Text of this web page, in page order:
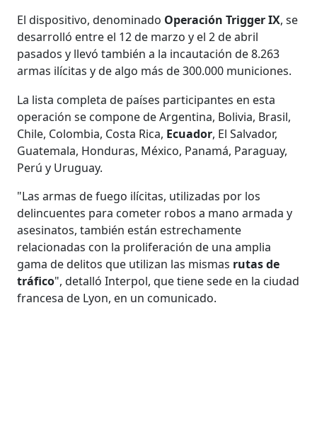
El dispositivo, denominado Operación Trigger IX, se
desarrolló entre el 12 de marzo y el 2 de abril
pasados y llevó también a la incautación de 8.263
armas ilícitas y de algo más de 300.000 municiones.
La lista completa de países participantes en esta
operación se compone de Argentina, Bolivia, Brasil,
Chile, Colombia, Costa Rica, Ecuador, El Salvador,
Guatemala, Honduras, México, Panamá, Paraguay,
Perú y Uruguay.
"Las armas de fuego ilícitas, utilizadas por los
delincuentes para cometer robos a mano armada y
asesinatos, también están estrechamente
relacionadas con la proliferación de una amplia
gama de delitos que utilizan las mismas rutas de
tráfico", detalló Interpol, que tiene sede en la ciudad
francesa de Lyon, en un comunicado.